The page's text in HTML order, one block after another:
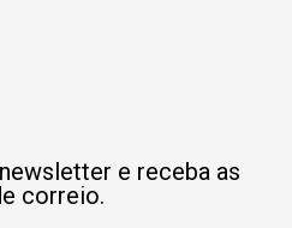
e receba as
correio.